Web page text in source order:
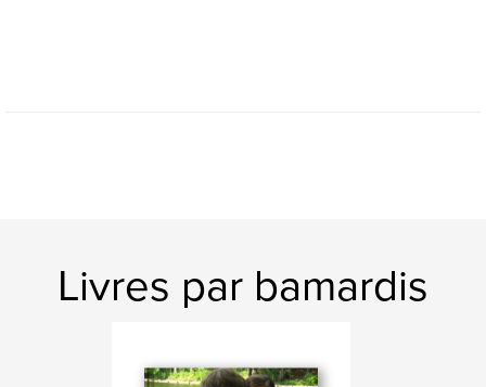
Livres par bamardis